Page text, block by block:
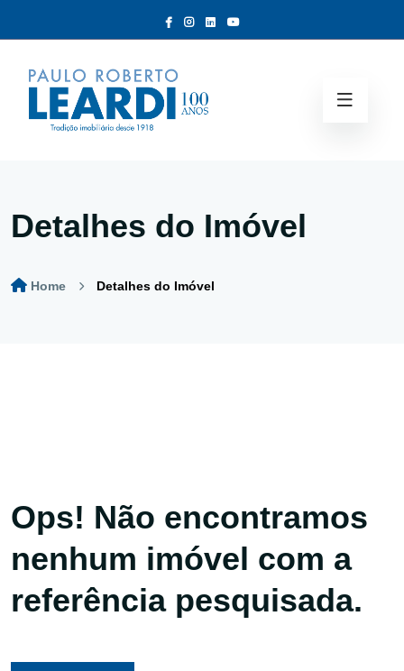
Detalhes do Imóvel
Home Detalhes do Imóvel
Ops! Não encontramos
nenhum imóvel com a
referência pesquisada.